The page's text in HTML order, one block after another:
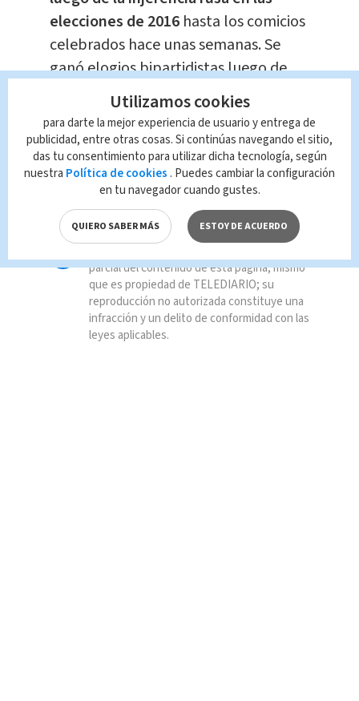
elecciones de 2016 hasta los comicios
celebrados hace unas semanas. Se
ganó elogios bipartidistas luego de
que la CISA coordinó las tareas
federales, estatales y locales para
defender los sistemas electorales de
la injerencia extranjera o nacional.
dat
parcial del contenido de esta página, mismo
que es propiedad de TELEDIARIO; su
reproducción no autorizada constituye una
infracción y un delito de conformidad con las
leyes aplicables.
Utilizamos cookies
para darte la mejor experiencia de usuario y entrega de
publicidad, entre otras cosas. Si continúas navegando el sitio,
das tu consentimiento para utilizar dicha tecnología, según
nuestra Política de cookies . Puedes cambiar la configuración
en tu navegador cuando gustes.
QUIERO SABER MÁS ESTOY DE ACUERDO